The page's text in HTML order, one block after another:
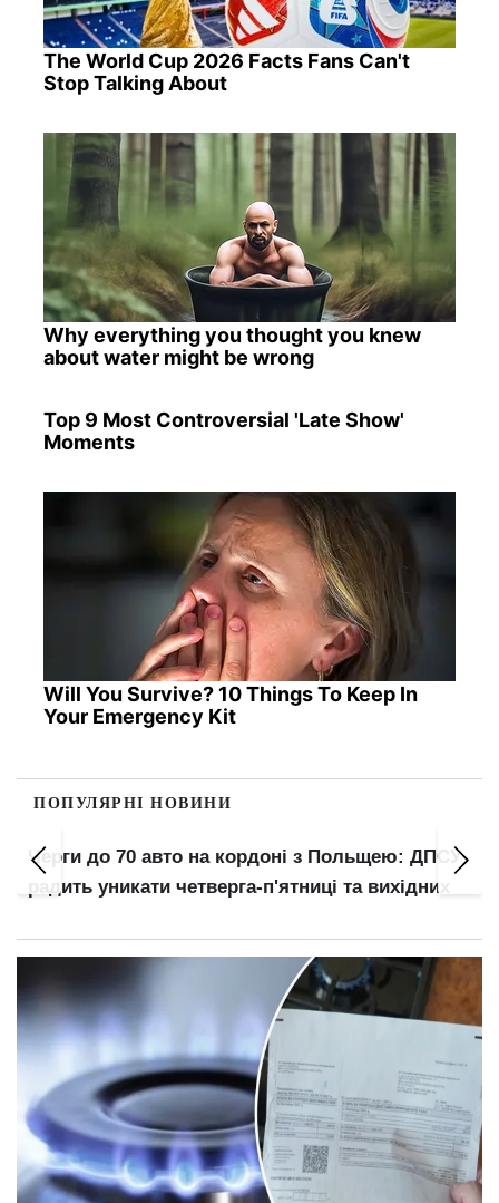
The World Cup 2026 Facts Fans Can't
Stop Talking About
Why everything you thought you knew
about water might be wrong
Top 9 Most Controversial 'Late Show'
Moments
Will You Survive? 10 Things To Keep In
Your Emergency Kit
ПОПУЛЯРНІ НОВИНИ
Черги до 70 авто на кордоні з Польщею: ДПСУ
радить уникати четверга-п'ятниці та вихідних